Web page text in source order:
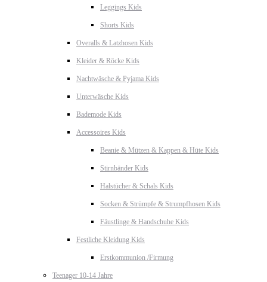
Leggings Kids
Shorts Kids
Overalls & Latzhosen Kids
Kleider & Röcke Kids
Nachtwäsche & Pyjama Kids
Unterwäsche Kids
Bademode Kids
Accessoires Kids
Beanie & Mützen & Kappen & Hüte Kids
Stirnbänder Kids
Halstücher & Schals Kids
Socken & Strümpfe & Strumpfhosen Kids
Fäustlinge & Handschuhe Kids
Festliche Kleidung Kids
Erstkommunion /Firmung
Teenager 10-14 Jahre